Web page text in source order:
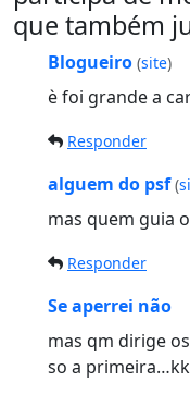
que também
Blogueiro (site)
è foi grande a
Responder
alguem do psf(
mas quem guia
Responder
Se aperrei não
mas qm dirige
so a